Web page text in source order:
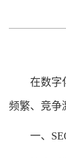
在数字
频繁、竞争
一、